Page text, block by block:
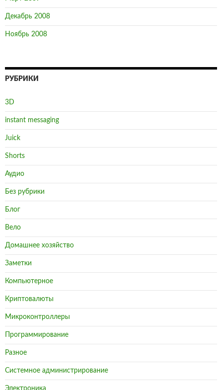
Декабрь 2008
Ноябрь 2008
РУБРИКИ
3D
instant messaging
Juick
Shorts
Аудио
Без рубрики
Блог
Вело
Домашнее хозяйство
Заметки
Компьютерное
Криптовалюты
Микроконтроллеры
Программирование
Разное
Системное администрирование
Электроника